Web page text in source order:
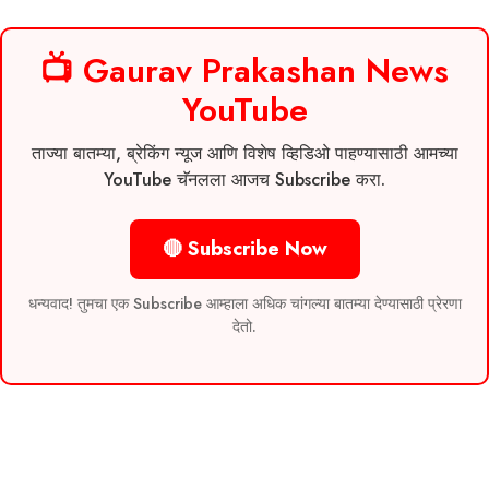
📺 Gaurav Prakashan News
YouTube
ताज्या बातम्या, ब्रेकिंग न्यूज आणि विशेष व्हिडिओ पाहण्यासाठी आमच्या
YouTube चॅनलला आजच Subscribe करा.
🔴 Subscribe Now
धन्यवाद! तुमचा एक Subscribe आम्हाला अधिक चांगल्या बातम्या देण्यासाठी प्रेरणा
देतो.